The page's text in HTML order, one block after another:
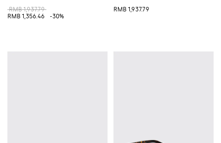
RMB 1,937.79
RMB 1,356.46
-30%
RMB 1,937.79